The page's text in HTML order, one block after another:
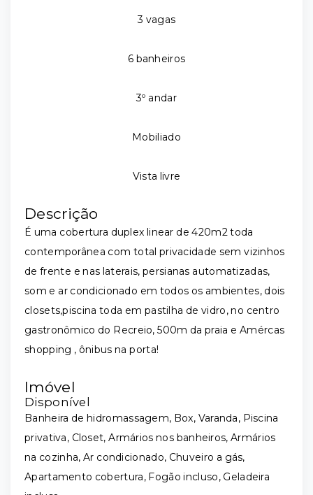
3 vagas
6 banheiros
3º andar
Mobiliado
Vista livre
Descrição
É uma cobertura duplex linear de 420m2 toda
contemporânea com total privacidade sem vizinhos
de frente e nas laterais, persianas automatizadas,
som e ar condicionado em todos os ambientes, dois
closets,piscina toda em pastilha de vidro, no centro
gastronômico do Recreio, 500m da praia e Amércas
shopping , ônibus na porta!
Imóvel
Disponível
Banheira de hidromassagem, Box, Varanda, Piscina
privativa, Closet, Armários nos banheiros, Armários
na cozinha, Ar condicionado, Chuveiro a gás,
Apartamento cobertura, Fogão incluso, Geladeira